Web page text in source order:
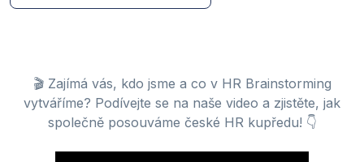
🎬 Zajímá vás, kdo jsme a co v HR Brainstorming
vytváříme? Podívejte se na naše video a zjistěte, jak
společně posouváme české HR kupředu! 👇